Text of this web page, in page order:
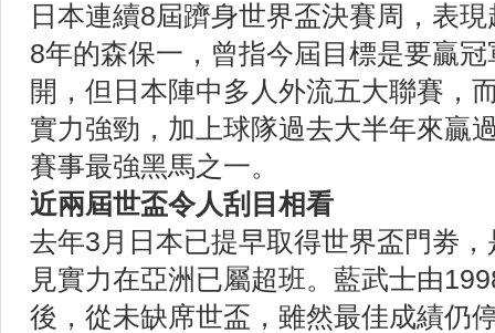
日本連續8屆躋身世界盃決賽周，表
8年的森保一，曾指今屆目標是要贏
開，但日本陣中多人外流五大聯賽，
實力強勁，加上球隊過去大半年來贏
賽事最強黑馬之一。
近兩屆世盃令人刮目相看
去年3月日本已提早取得世界盃門劵
見實力在亞洲已屬超班。藍武士由
後，從未缺席世盃，雖然最佳成績仍